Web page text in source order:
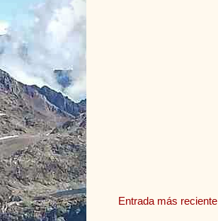
Entrada más reciente